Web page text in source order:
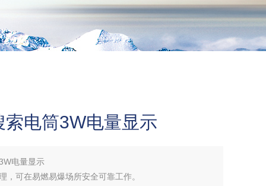
电筒3W电量显示
电量显示
，可在易燃易爆场所安全可靠工作。